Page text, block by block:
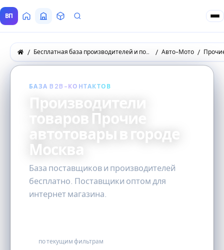
ВП ГлавнаяВсе Поставщики
ТоварыЗапросы покупателей
Бесплатная база производителей и поставщиков товаров оптом Авто-Мото
БАЗА B2B-КОНТАКТОВ
Производители
товаров Прочие
автотовары в городе
Москва
База поставщиков и производителей
бесплатно. Поставщики оптом для
интернет магазина.
по текущим фильтрам